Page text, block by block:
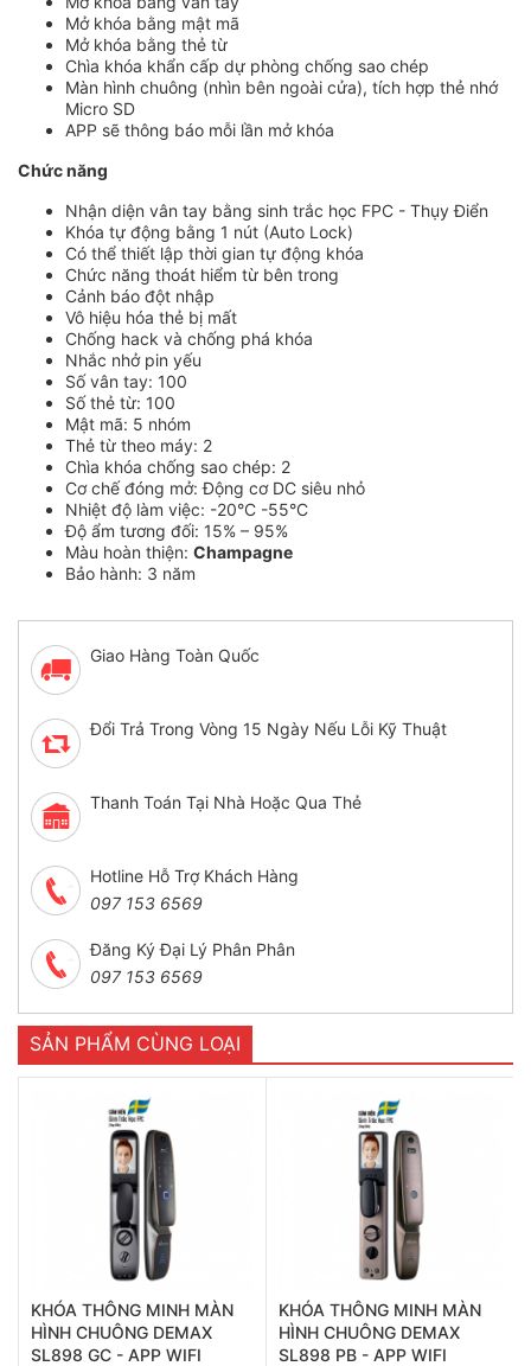
Mở khóa bằng mật mã
Mở khóa bằng thẻ từ
Chìa khóa khẩn cấp dự phòng chống sao chép
Màn hình chuông (nhìn bên ngoài cửa), tích hợp thẻ nhớ
Micro SD
APP sẽ thông báo mỗi lần mở khóa
Chức năng
Nhận diện vân tay bằng sinh trắc học FPC - Thụy Điển
Khóa tự động bằng 1 nút (Auto Lock)
Có thể thiết lập thời gian tự động khóa
Chức năng thoát hiểm từ bên trong
Cảnh báo đột nhập
Vô hiệu hóa thẻ bị mất
Chống hack và chống phá khóa
Nhắc nhở pin yếu
Số vân tay: 100
Số thẻ từ: 100
Mật mã: 5 nhóm
Thẻ từ theo máy: 2
Chìa khóa chống sao chép: 2
Cơ chế đóng mở: Động cơ DC siêu nhỏ
Nhiệt độ làm việc: -20°C -55°C
Độ ẩm tương đối: 15% – 95%
Màu hoàn thiện: Champagne
Bảo hành: 3 năm
Giao Hàng Toàn Quốc
Đổi Trả Trong Vòng 15 Ngày Nếu Lỗi Kỹ Thuật
Thanh Toán Tại Nhà Hoặc Qua Thẻ
Hotline Hỗ Trợ Khách Hàng
097 153 6569
Đăng Ký Đại Lý Phân Phân
097 153 6569
SẢN PHẨM CÙNG LOẠI
KHÓA THÔNG MINH MÀN
HÌNH CHUÔNG DEMAX
SL898 GC - APP WIFI
KHÓA THÔNG MINH MÀN
HÌNH CHUÔNG DEMAX
SL898 PB - APP WIFI